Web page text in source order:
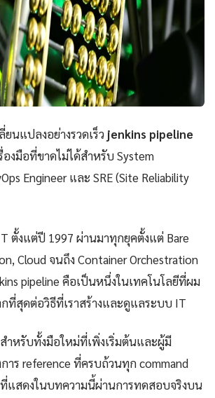
นแปลงอย่างรวดเร็ว jenkins pipeline
องมือที่ขาดไม่ได้สำหรับ System
Engineer และ SRE (Site Reliability
ตั้งแต่ปี 1997 ผ่านมาทุกยุคตั้งแต่ Bare
Cloud จนถึง Container Orchestration
pipeline คือเป็นหนึ่งในเทคโนโลยีที่ผม
ที่สุดต่อวิธีที่เราสร้างและดูแลระบบ IT
ำหรับทั้งมือใหม่ที่เพิ่งเริ่มต้นและผู้มี
ร reference ที่ครบถ้วนทุก command
แสดงในบทความนี้ผ่านการทดสอบจริงบน